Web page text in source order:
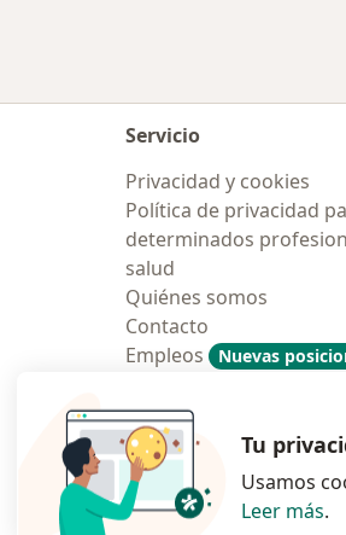
Servicio
Privacidad y cookies
Política de privacidad
determinados
salud
Quiénes somos
Contacto
Empleos
Nuevas
Contratación
Tu
Usamos
Leer más.